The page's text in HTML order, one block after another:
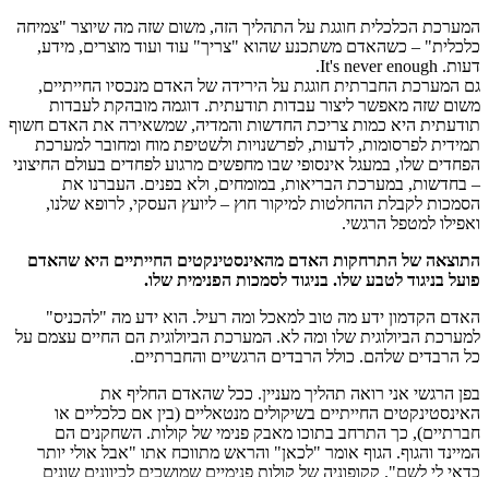
המערכת הכלכלית חוגגת על התהליך הזה, משום שזה מה שיוצר "צמיחה
כלכלית" – כשהאדם משתכנע שהוא "צריך" עוד ועוד מוצרים, מידע,
דעות. It's never enough.
גם המערכת החברתית חוגגת על הירידה של האדם מנכסיו החייתיים,
משום שזה מאפשר ליצור עבדות תודעתית. דוגמה מובהקת לעבדות
תודעתית היא כמות צריכת החדשות והמדיה, שמשאירה את האדם חשוף
תמידית לפרסומות, לדעות, לפרשנויות ולשטיפת מוח ומחובר למערכת
הפחדים שלו, במעגל אינסופי שבו מחפשים מרגוע לפחדים בעולם החיצוני
– בחדשות, במערכת הבריאות, במומחים, ולא בפנים. העברנו את
הסמכות לקבלת ההחלטות למיקור חוץ – ליועץ העסקי, לרופא שלנו,
ואפילו למטפל הרגשי.
התוצאה של התרחקות האדם מהאינסטינקטים החייתיים היא שהאדם
פועל בניגוד לטבע שלו. בניגוד לסמכות הפנימית שלו.
האדם הקדמון ידע מה טוב למאכל ומה רעיל. הוא ידע מה "להכניס"
למערכת הביולוגית שלו ומה לא. המערכת הביולוגית הם החיים עצמם על
כל הרבדים שלהם. כולל הרבדים הרגשיים והחברתיים.
בפן הרגשי אני רואה תהליך מעניין. ככל שהאדם החליף את
האינסטינקטים החייתיים בשיקולים מנטאליים (בין אם כלכליים או
חברתיים), כך התרחב בתוכו מאבק פנימי של קולות. השחקנים הם
המיינד והגוף. הגוף אומר "לכאן" והראש מתווכח אתו "אבל אולי יותר
כדאי לי לשם". קקופוניה של קולות פנימיים שמושכים לכיוונים שונים